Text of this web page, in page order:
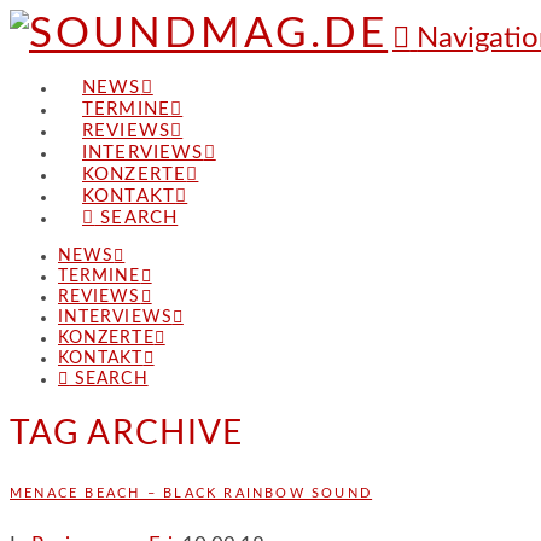
NEWS
TERMINE
REVIEWS
INTERVIEWS
KONZERTE
KONTAKT
SEARCH
NEWS
TERMINE
REVIEWS
INTERVIEWS
KONZERTE
KONTAKT
SEARCH
TAG ARCHIVE
MENACE BEACH – BLACK RAINBOW SOUND